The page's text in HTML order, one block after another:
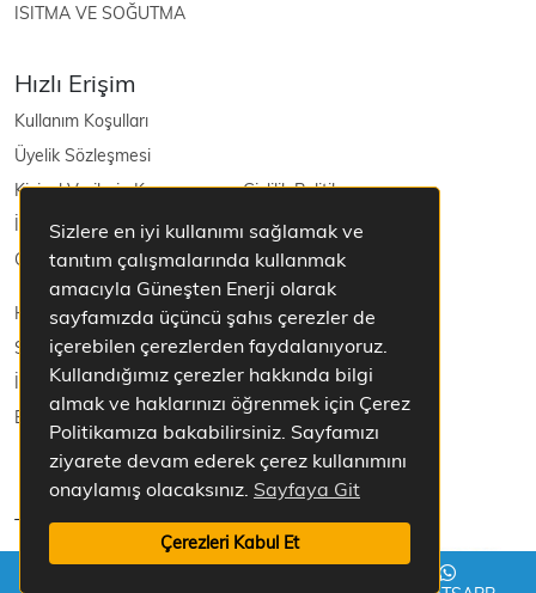
Sizlere en iyi kullanımı sağlamak ve
tanıtım çalışmalarında kullanmak
amacıyla Güneşten Enerji olarak
sayfamızda üçüncü şahıs çerezler de
içerebilen çerezlerden faydalanıyoruz.
Kullandığımız çerezler hakkında bilgi
almak ve haklarınızı öğrenmek için Çerez
Politikamıza bakabilirsiniz. Sayfamızı
ziyarete devam ederek çerez kullanımını
onaylamış olacaksınız. Sayfaya Git
Çerezleri Kabul Et
ISITMA VE SOĞUTMA
Hızlı Erişim
Kullanım Koşulları
Üyelik Sözleşmesi
Kişisel Verilerin Korunması ve Gizlilik Politikası
İptal ve İade Şartları
Güneş Enerjisi
Hakkımızda
Sepetim
İletişim
Blog
Tüm Hakları Saklıdır.